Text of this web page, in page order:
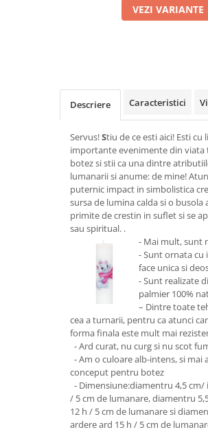
VEZI VARIANTE
Descriere Caracteristici
Servus!Stiu de ce esti aici! Esti
importante evenimente din viata
botez si stii ca una dintre
lumanarii si anume: de mine!
puternic impact in simbolistica
sursa de lumina calda si o
primite de crestin in suflet si se
sau spiritual. .
- Mai mult, sunt
- Sunt ornata cu
face unica si
- Sunt realizate
palmier 100%
– Dintre toate
cea a turnarii, pentru ca atunci
forma finala este mult mai
- Ard curat, nu curg si nu scot
- Am o culoare alb-intens, si
conceput pentru botez
- Dimensiune:diamentru 4,5 cm/
/ 5 cm de lumanare, diamentru
12 h / 5 cm de lumanare si
ardere ard 15 h / 5 cm de